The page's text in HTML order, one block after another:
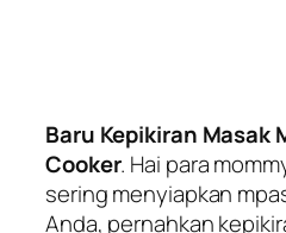
Baru Kepikiran Masak
Cooker. Hai para
sering menyiapkan
Anda, pernahkan